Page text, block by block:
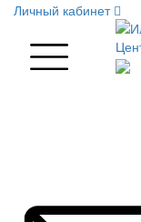
Личный кабинет